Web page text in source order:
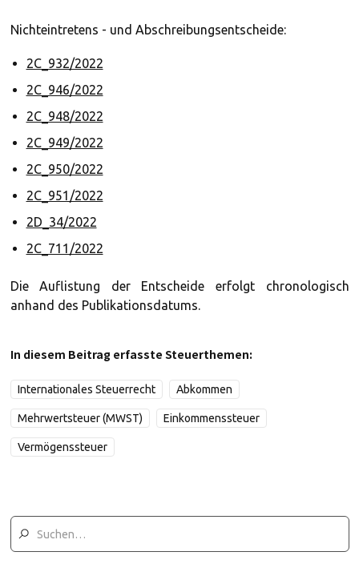
Nichteintretens - und Abschreibungsentscheide:
2C_932/2022
2C_946/2022
2C_948/2022
2C_949/2022
2C_950/2022
2C_951/2022
2D_34/2022
2C_711/2022
Die Auflistung der Entscheide erfolgt chronologisch
anhand des Publikationsdatums.
In diesem Beitrag erfasste Steuerthemen:
Internationales Steuerrecht Abkommen
Mehrwertsteuer (MWST) Einkommenssteuer
Vermögenssteuer